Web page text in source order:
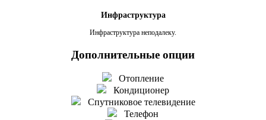
Инфраструктура
Инфраструктура неподалеку.
Дополнительные опции
Отопление
Кондиционер
Спутниковое телевидение
Телефон